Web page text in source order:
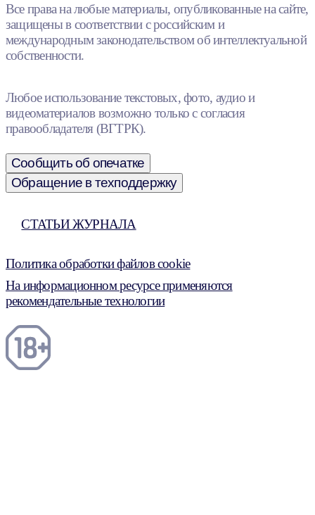
Все права на любые материалы, опубликованные на сайте,
защищены в соответствии с российским и
международным законодательством об интеллектуальной
собственности.
Любое использование текстовых, фото, аудио и
видеоматериалов возможно только с согласия
правообладателя (ВГТРК).
Сообщить об опечатке
Обращение в техподдержку
СТАТЬИ ЖУРНАЛА
Политика обработки файлов cookie
На информационном ресурсе применяются
рекомендательные технологии